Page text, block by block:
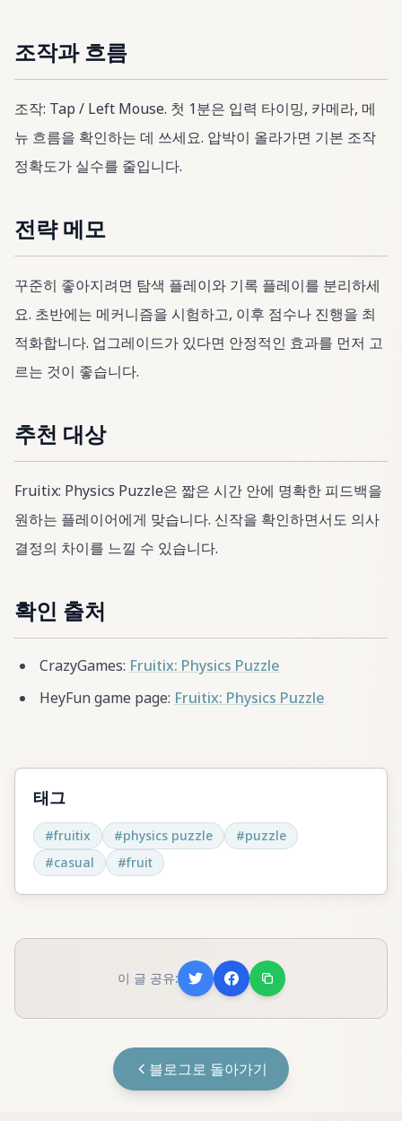
조작과 흐름
조작: Tap / Left Mouse. 첫 1분은 입력 타이밍, 카메라, 메
뉴 흐름을 확인하는 데 쓰세요. 압박이 올라가면 기본 조작
정확도가 실수를 줄입니다.
전략 메모
꾸준히 좋아지려면 탐색 플레이와 기록 플레이를 분리하세
요. 초반에는 메커니즘을 시험하고, 이후 점수나 진행을 최
적화합니다. 업그레이드가 있다면 안정적인 효과를 먼저 고
르는 것이 좋습니다.
추천 대상
Fruitix: Physics Puzzle은 짧은 시간 안에 명확한 피드백을
원하는 플레이어에게 맞습니다. 신작을 확인하면서도 의사
결정의 차이를 느낄 수 있습니다.
확인 출처
CrazyGames: Fruitix: Physics Puzzle
HeyFun game page: Fruitix: Physics Puzzle
태그
#fruitix #physics puzzle #puzzle
#casual #fruit
이 글 공유:
블로그로 돌아가기